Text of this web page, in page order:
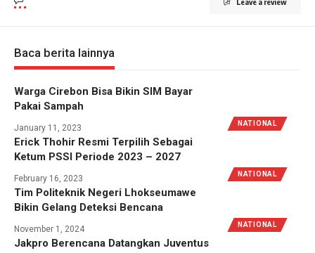
Baca berita lainnya
NATIONAL
Warga Cirebon Bisa Bikin SIM Bayar
Pakai Sampah
January 11, 2023
NATIONAL
Erick Thohir Resmi Terpilih Sebagai
Ketum PSSI Periode 2023 – 2027
February 16, 2023
NATIONAL
Tim Politeknik Negeri Lhokseumawe
Bikin Gelang Deteksi Bencana
November 1, 2024
Jakpro Berencana Datangkan Juventus